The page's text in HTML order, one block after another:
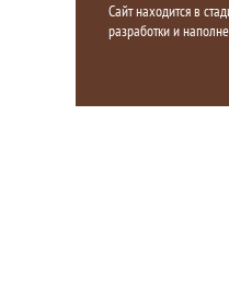
Сайт находится в
разработки и